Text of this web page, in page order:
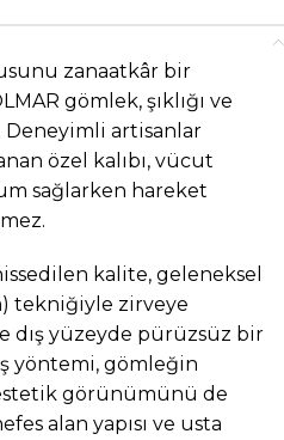
zanaatkâr bir
gömlek, şıklığı ve
Deneyimli artisanlar
özel kalıbı, vücut
sağlarken hareket
kalite, geleneksel
tekniğiyle zirveye
dış yüzeyde pürüzsüz bir
yöntemi, gömleğin
estetik görünümünü de
alan yapısı ve usta